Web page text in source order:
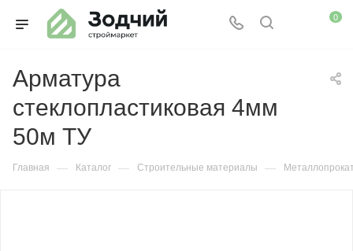
0
Арматура
стеклопластиковая 4мм
50м ТУ
Главная — Каталог — Строительные материалы —